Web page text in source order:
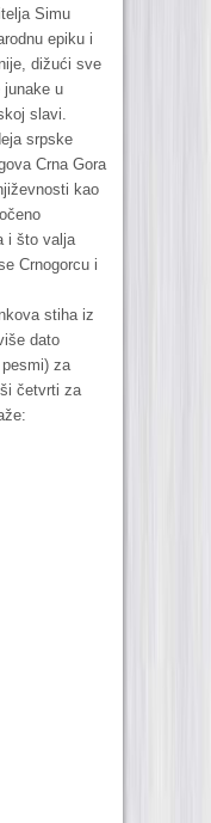
Simu
epiku i
dižući sve
junake u
slavi.
srpske
Crna Gora
kao
i što valja
Crnogorcu i
stiha iz
dato
za
četvrti za